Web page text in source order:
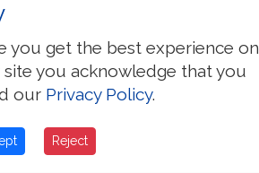
σε
you get the best experience on
you acknowledge that you
our Privacy Policy.
Reject